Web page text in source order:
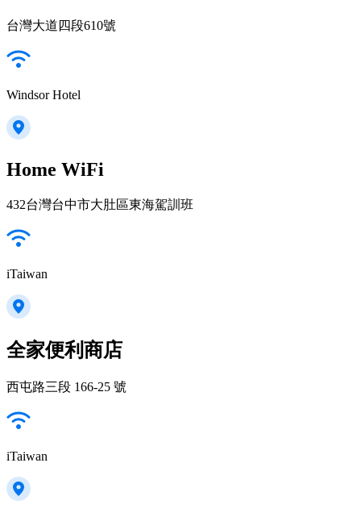
台灣大道四段610號
Windsor Hotel
Home WiFi
432台灣台中市大肚區東海駕訓班
iTaiwan
全家便利商店
西屯路三段 166-25 號
iTaiwan